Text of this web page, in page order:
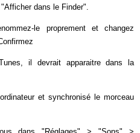
dans le Finder".
le proprement et changez
il devrait apparaitre dans la
et synchronisé le morceau